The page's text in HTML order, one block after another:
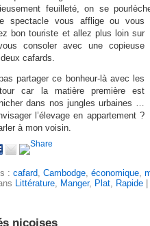
feuilleté, on se
spectacle vous afflige ou vous
bon touriste et allez plus loin sur
consoler avec une copieuse
cafards.
partager ce bonheur-là avec les
car la matière première est
dans nos jungles urbaines …
l’élevage en appartement ?
à mon voisin.
: cafard Cambodge économique
Littérature, Manger, Plat, Rapide|
niçoises